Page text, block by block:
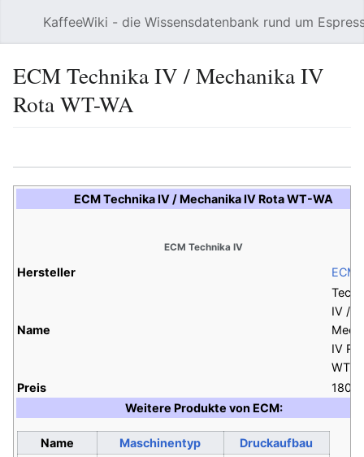
KaffeeWiki - die Wissensdatenbank rund um
ECM Technika IV / Mechanika IV
Rota WT-WA
ECM Technika IV / Mechanika IV Rota WT-WA
ECM Technika IV
Hersteller ECM
Name
IV /
IV
WT-
Preis
1800
Weitere Produkte von ECM:
Name Maschinentyp
Druckaufbau